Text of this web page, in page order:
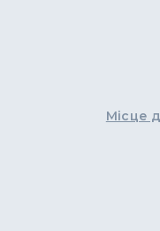
Місце